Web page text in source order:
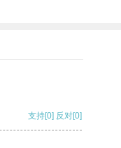
支持[0] 反对[0]